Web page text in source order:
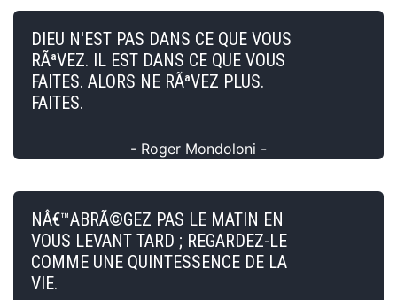
DIEU N'EST PAS DANS CE QUE VOUS
RÃªVEZ. IL EST DANS CE QUE VOUS
FAITES. ALORS NE RÃªVEZ PLUS.
FAITES.
- Roger Mondoloni -
NÂ€™ABRÃ©GEZ PAS LE MATIN EN
VOUS LEVANT TARD ; REGARDEZ-LE
COMME UNE QUINTESSENCE DE LA
VIE.